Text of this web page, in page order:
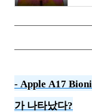
- Apple A17
가 나타났다?